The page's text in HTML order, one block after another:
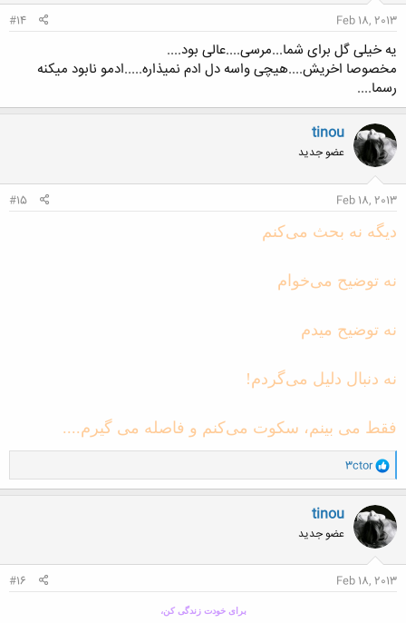
Feb 18, 2013
#14
یه خیلی گل برای شما...مرسی....عالی بود....
مخصوصا اخریش....هیچی واسه دل ادم نمیذاره.....ادمو نابود میکنه
رسما....
tinou
عضو جدید
Feb 18, 2013
#15
دیگه نه بحث می‌کنم
نه توضیح می‌خوام
نه توضیح میدم
نه دنبال دلیل می‌گردم!
فقط می بینم، سکوت می‌کنم و فاصله می گیرم....
و
ا
ک
ن
ش
ه
ا
3ctor
tinou
عضو جدید
Feb 18, 2013
#16
برای خودت زندگی کن،